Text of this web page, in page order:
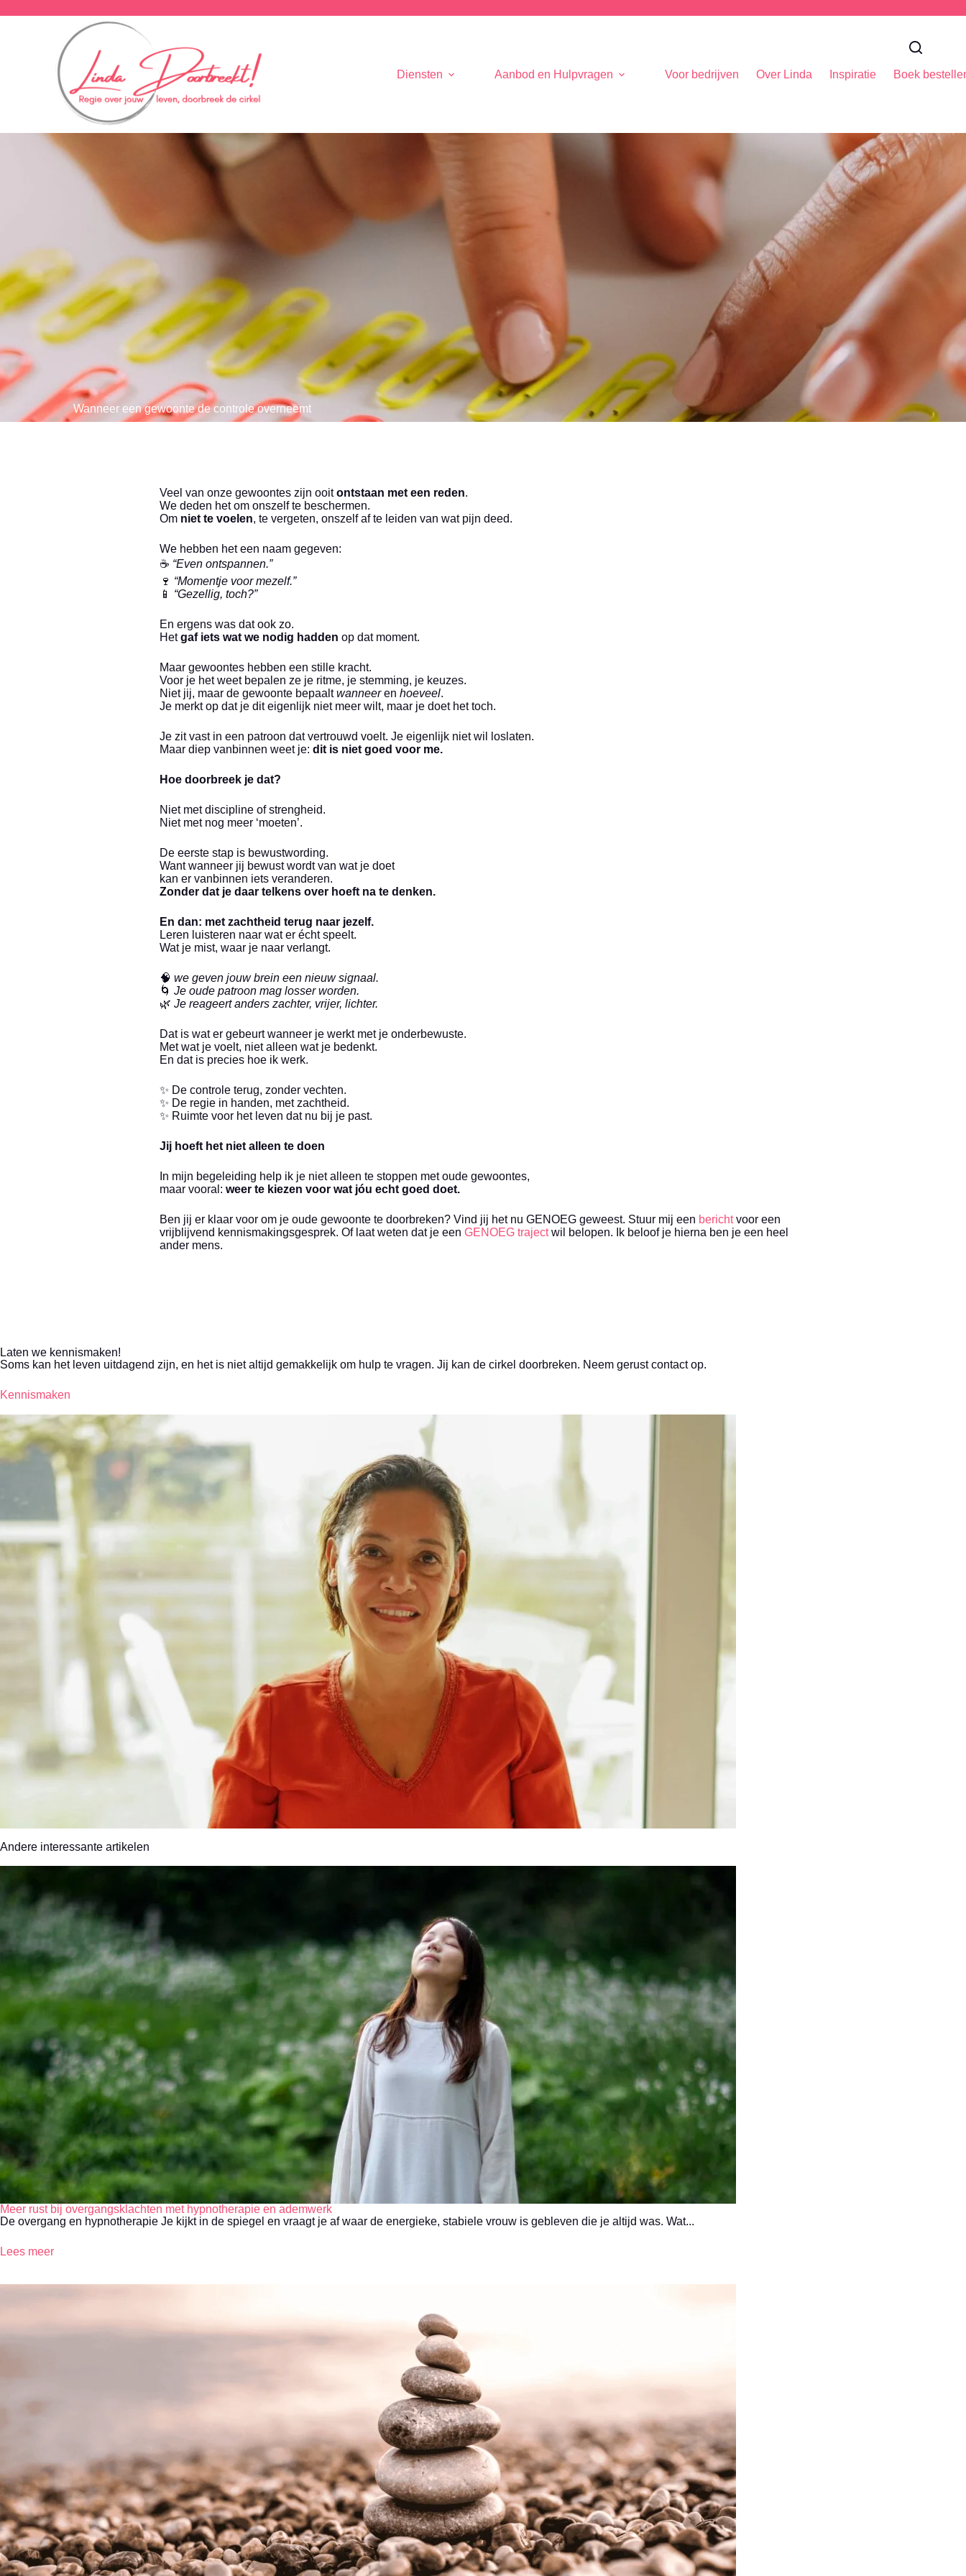
Diensten Aanbod en Hulpvragen Voor bedrijven Over Linda Inspiratie Boek
Wanneer een gewoonte de controle overneemt
Veel van onze gewoontes zijn ooitontstaan met een reden.
We deden het om onszelf te beschermen.
Om niet te voelen, te vergeten, onszelf af te leiden van wat pijn deed.
We hebben het een naam gegeven:
☕ “Even ontspannen.”
🍷 “Momentje voor mezelf.”
📱 “Gezellig, toch?”
En ergens was dat ook zo.
Hetgaf iets wat we nodig hadden op dat moment.
Maar gewoontes hebben een stille kracht.
Voor je het weet bepalen ze je ritme, je stemming, je keuzes.
Niet jij, maar de gewoonte bepaaltwanneeren hoeveel.
Je merkt op dat je dit eigenlijk niet meer wilt, maar je doet het toch.
Je zit vast in een patroon dat vertrouwd voelt. Je eigenlijk niet wil loslaten.
Maar diep vanbinnen weet je: dit is niet goed voor me.
Hoe doorbreek je dat?
Niet met discipline of strengheid.
Niet met nog meer ‘moeten’.
De eerste stap is bewustwording.
Want wanneer jij bewust wordt van wat je doet
kan er vanbinnen iets veranderen.
Zonder dat je daar telkens over hoeft na te denken.
En dan: met zachtheid terug naar jezelf.
Leren luisteren naar wat er écht speelt.
Wat je mist, waar je naar verlangt.
🧠 we geven jouw brein een nieuw signaal.
🌀 Je oude patroon mag losser worden.
🌿 Je reageert anders zachter, vrijer, lichter.
Dat is wat er gebeurt wanneer je werkt met je onderbewuste.
Met wat je voelt, niet alleen wat je bedenkt.
En dat is precies hoe ik werk.
✨ De controle terug, zonder vechten.
✨ De regie in handen, met zachtheid.
✨ Ruimte voor het leven dat nu bij je past.
Jij hoeft het niet alleen te doen
In mijn begeleiding help ik je niet alleen te stoppen met oude gewoontes,
maar vooral: weer te kiezen voor wat jóu echt goed doet.
Ben jij er klaar voor om je oude gewoonte te doorbreken? Vind jij het nu GENOEG geweest. Stuur mij een berichtvoor een
vrijblijvend kennismakingsgesprek. Of laat weten dat je een GENOEG trajectwil belopen. Ik beloof je hierna ben je een heel
ander mens.
Laten we kennismaken!
Soms kan het leven uitdagend zijn, en het is niet altijd gemakkelijk om hulp te vragen. Jij kan de cirkel doorbreken. Neem gerust contact op.
Kennismaken
Andere interessante artikelen
Meer rust bij overgangsklachten met hypnotherapie en ademwerk
De overgang en hypnotherapie Je kijkt in de spiegel en vraagt je af waar de energieke, stabiele vrouw is gebleven die je altijd was. Wat...
Lees meer